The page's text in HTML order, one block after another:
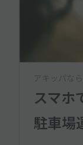
アキッパな
スマホ
駐車場